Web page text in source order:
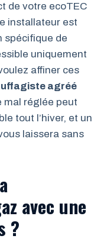
de votre ecoTEC
installateur est
spécifique de
uniquement
affiner ces
agréé
mal réglée peut
tout l’hiver, et un
laissera sans
avec une
?